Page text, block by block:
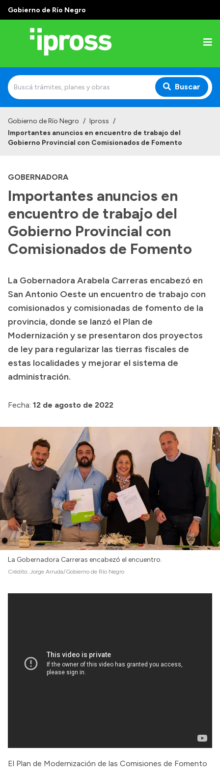
Gobierno de Río Negro
Buscar
Institucional
Autoridades
Delegaciones
Consultorios Propios
Presentación CV
Licitaciones
Consulta de expedientes
Gobierno de Río Negro / Ipross /
Importantes anuncios en encuentro de trabajo del
Gobierno Provincial con Comisionados de Fomento
GOBERNADORA
Importantes anuncios en
encuentro de trabajo del
Gobierno Provincial con
Comisionados de Fomento
La Gobernadora Arabela Carreras encabezó en
San Antonio Oeste un encuentro de trabajo con
comisionados y comisionadas de fomento de la
provincia, donde se lanzó el Plan de
Modernización y se presentaron dos proyectos
de ley para regularizar las tierras fiscales de
estas localidades y mejorar el sistema de
administración.
Fecha: 12 de agosto de 2022
La Gobernadora Carreras encabezó el encuentro.
Crédito: Jorge Arruda/Gobierno de Río Negro
El Plan de Modernización de las Comisiones de Fomento